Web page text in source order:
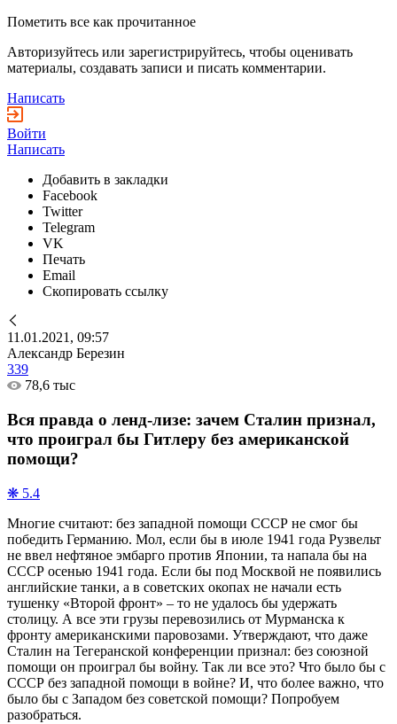
Пометить все как прочитанное
Авторизуйтесь или зарегистрируйтесь, чтобы оценивать
материалы, создавать записи и писать комментарии.
Написать
Войти
Написать
Добавить в закладки
Facebook
Twitter
Telegram
VK
Печать
Email
Скопировать ссылку
11.01.2021, 09:57
Александр Березин
339
78,6 тыс
Вся правда о ленд-лизе: зачем Сталин признал,
что проиграл бы Гитлеру без американской
помощи?
❋ 5.4
Многие считают: без западной помощи СССР не смог бы
победить Германию. Мол, если бы в июле 1941 года Рузвельт
не ввел нефтяное эмбарго против Японии, та напала бы на
СССР осенью 1941 года. Если бы под Москвой не появились
английские танки, а в советских окопах не начали есть
тушенку «Второй фронт» – то не удалось бы удержать
столицу. А все эти грузы перевозились от Мурманска к
фронту американскими паровозами. Утверждают, что даже
Сталин на Тегеранской конференции признал: без союзной
помощи он проиграл бы войну. Так ли все это? Что было бы с
СССР без западной помощи в войне? И, что более важно, что
было бы с Западом без советской помощи? Попробуем
разобраться.